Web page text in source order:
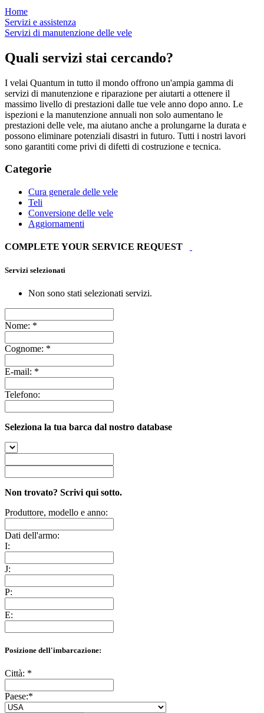
Home
Servizi e assistenza
Servizi di manutenzione delle vele
Quali servizi stai cercando?
I velai Quantum in tutto il mondo offrono un'ampia gamma di
servizi di manutenzione e riparazione per aiutarti a ottenere il
massimo livello di prestazioni dalle tue vele anno dopo anno. Le
ispezioni e la manutenzione annuali non solo aumentano le
prestazioni delle vele, ma aiutano anche a prolungarne la durata e
possono eliminare potenziali disastri in futuro. Tutti i nostri lavori
sono garantiti come privi di difetti di costruzione e tecnica.
Categorie
Cura generale delle vele
Teli
Conversione delle vele
Aggiornamenti
COMPLETE YOUR SERVICE REQUEST
Servizi selezionati
Non sono stati selezionati servizi.
Nome: *
Cognome: *
E-mail: *
Telefono:
Seleziona la tua barca dal nostro database
Non trovato? Scrivi qui sotto.
Produttore, modello e anno:
Dati dell'armo:
I:
J:
P:
E:
Posizione dell'imbarcazione:
Città: *
Paese:*